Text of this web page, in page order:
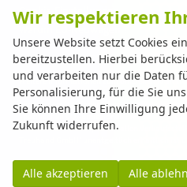
Cookie-Einstellungen
Warum EU-Neuwagen ?
Weitere Informationen zum offiziellen
spezifischen CO2-Emissionen und
können dem 'Leitfaden über den offiziellen
spezifischen CO -Emissionen und den
entnommen werden, der an allen
Wir respektieren
Unsere Website setzt Cookies
bereitzustellen. Hierbei
und verarbeiten nur die Daten
Personalisierung, für die Sie
Sie können Ihre Einwilligung
Zukunft widerrufen.
Alle akzeptieren Alle